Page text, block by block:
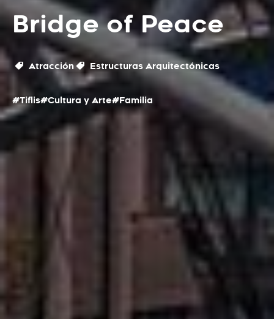
Bridge of Peace
Atracción Estructuras Arquitectónicas
#Tiflis#Cultura y Arte#Familia